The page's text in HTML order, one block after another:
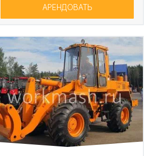
АРЕНДОВАТЬ